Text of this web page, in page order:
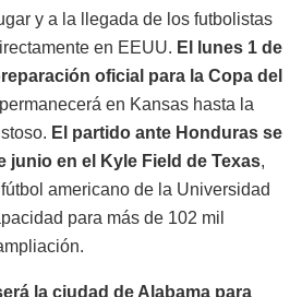
y a la llegada de los futbolistas
en EEUU. El lunes 1 de
oficial para la Copa del
en Kansas hasta la
El partido ante Honduras se
junio en el Kyle Field de Texas,
americano de la Universidad
para más de 102 mil
la ciudad de Alabama para